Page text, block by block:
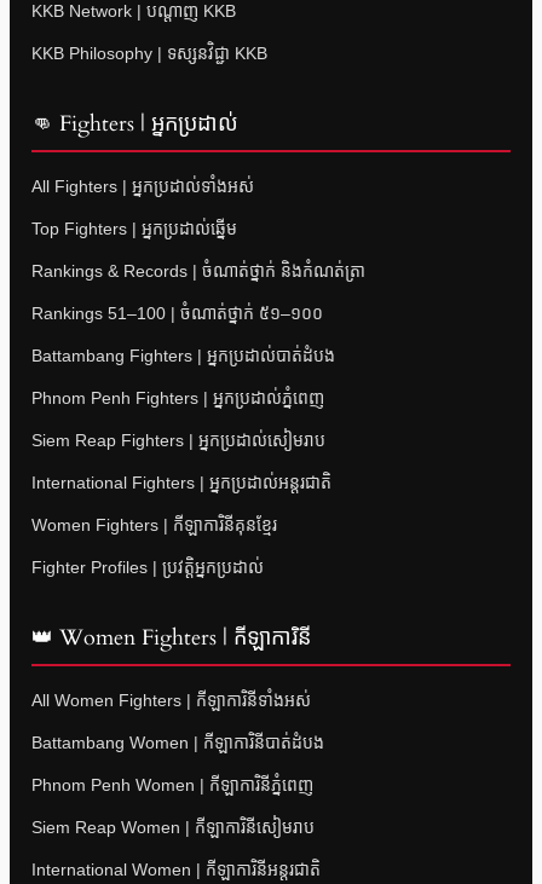
KKB Network | បណ្តាញ KKB
KKB Philosophy | ទស្សនវិជ្ជា KKB
👊 Fighters | អ្នកប្រដាល់
All Fighters | អ្នកប្រដាល់ទាំងអស់
Top Fighters | អ្នកប្រដាល់ឆ្នើម
Rankings & Records | ចំណាត់ថ្នាក់ និងកំណត់ត្រា
Rankings 51–100 | ចំណាត់ថ្នាក់ ៥១–១០០
Battambang Fighters | អ្នកប្រដាល់បាត់ដំបង
Phnom Penh Fighters | អ្នកប្រដាល់ភ្នំពេញ
Siem Reap Fighters | អ្នកប្រដាល់សៀមរាប
International Fighters | អ្នកប្រដាល់អន្តរជាតិ
Women Fighters | កីឡាការិនីគុនខ្មែរ
Fighter Profiles | ប្រវត្តិអ្នកប្រដាល់
👑 Women Fighters | កីឡាការិនី
All Women Fighters | កីឡាការិនីទាំងអស់
Battambang Women | កីឡាការិនីបាត់ដំបង
Phnom Penh Women | កីឡាការិនីភ្នំពេញ
Siem Reap Women | កីឡាការិនីសៀមរាប
International Women | កីឡាការិនីអន្តរជាតិ